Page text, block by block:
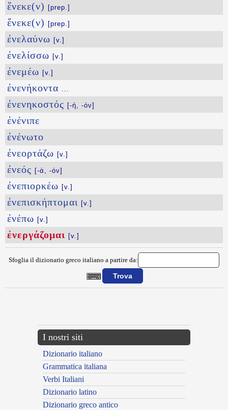
ἕνεκε(ν) [prep.]
ἕνεκε(ν) [prep.]
ἐνελαύνω [v.]
ἐνελίσσω [v.]
ἐνεμέω [v.]
ἐνενήκοντα ...
ἐνενηκοστός [-ή, -όν]
ἐνένιπε
ἐνένωτο
ἐνεορτάζω [v.]
ἐνεός [-ά, -όν]
ἐνεπιορκέω [v.]
ἐνεπισκήπτομαι [v.]
ἐνέπω [v.]
ἐνεργάζομαι [v.]
Sfoglia il dizionario greco italiano a partire da:
I nostri siti
Dizionario italiano
Grammatica italiana
Verbi Italiani
Dizionario latino
Dizionario greco antico